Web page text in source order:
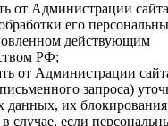
от Администрации
его
действующим
РФ;
от Администрации
запроса)
данных, их
случае, если